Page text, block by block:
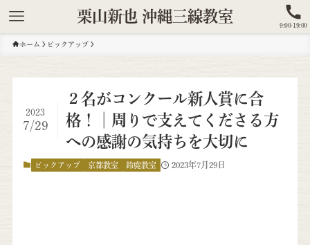
栗山新也 沖縄三線教室
9:00-19:00
ホーム ピックアップ
２名がコンクール新人賞に合
格！│周りで支えてくださる方
への感謝の気持ちを大切に
2023
7/29
ピックアップ 京都教室 鈴鹿教室 2023年7月29日